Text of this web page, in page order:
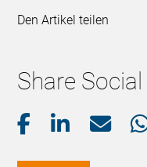
Den Artikel teilen
Share